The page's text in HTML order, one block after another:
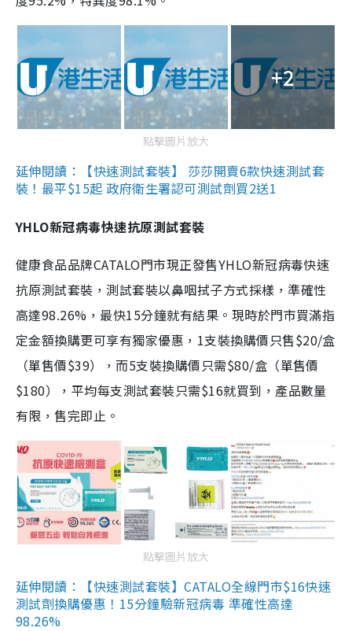
+2
點擊圖片放大
延伸閱讀：【快速測試套裝】 莎莎開賣6款快速測試套
裝！最平$15起 政府衛生署認可測試劑買2送1
YHLO新冠病毒快速抗原測試套裝
健康食品品牌CATALO門市現正發售YHLO新冠病毒快速
抗原測試套裝，測試套裝以鼻咽拭子方式採樣，準確性
高達98.26%，最快15分鐘就有結果。現時於門市買滿指
定金額換購更可享有獨家優惠，1支裝換購價只售$20/盒
（單售價$39），而5支裝換購價只需$80/盒（單售價
$180），平均每支測試套裝只需$16就買到，產品數量
有限，售完即止。
點擊圖片放大
延伸閱讀：【快速測試套裝】CATALO全線門市$16快速
測試劑換購優惠！15分鐘驗新冠病毒 準確性高達
98.26%